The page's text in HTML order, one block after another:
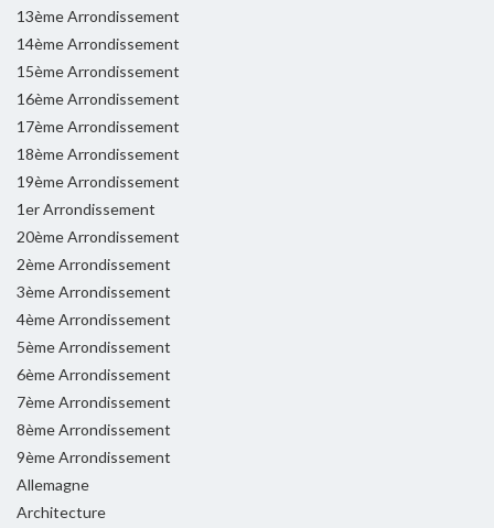
13ème Arrondissement
14ème Arrondissement
15ème Arrondissement
16ème Arrondissement
17ème Arrondissement
18ème Arrondissement
19ème Arrondissement
1er Arrondissement
20ème Arrondissement
2ème Arrondissement
3ème Arrondissement
4ème Arrondissement
5ème Arrondissement
6ème Arrondissement
7ème Arrondissement
8ème Arrondissement
9ème Arrondissement
Allemagne
Architecture